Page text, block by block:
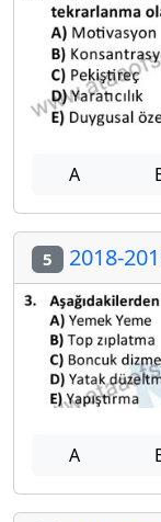
A
5 2018-
A